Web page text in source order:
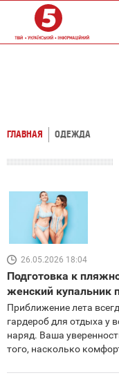
ГЛАВНАЯ ОДЕЖДА
26.05.2026 18:04
Подготовка к
женский купальник
Приближение лета
гардероб для отдыха у
наряд. Ваша
того, насколько